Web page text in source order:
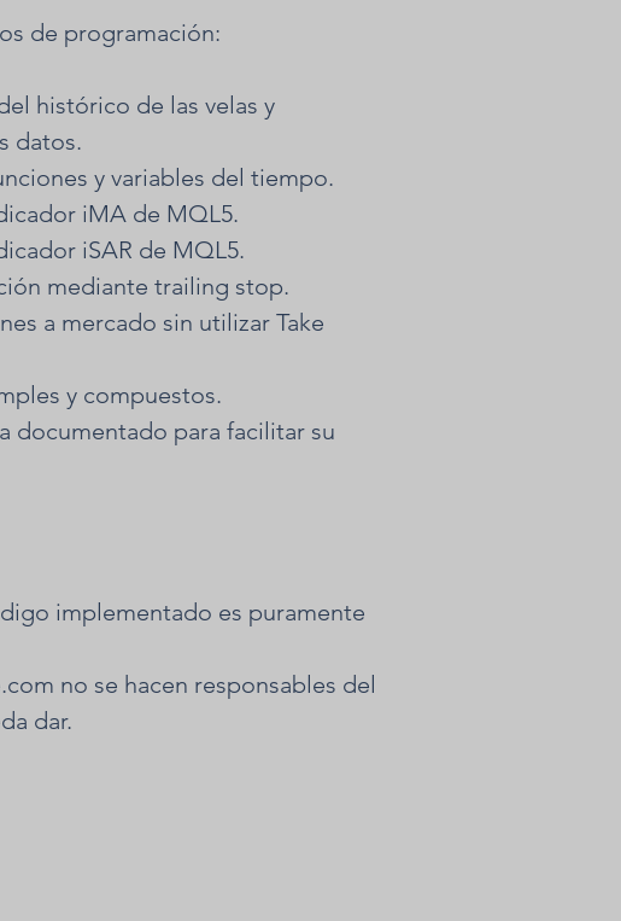
de programación:
histórico de las velas y
datos.
y variables del tiempo.
iMA de MQL5.
iSAR de MQL5.
mediante trailing stop.
a mercado sin utilizar Take
y compuestos.
documentado para facilitar su
implementado es puramente
no se hacen responsables del
dar.